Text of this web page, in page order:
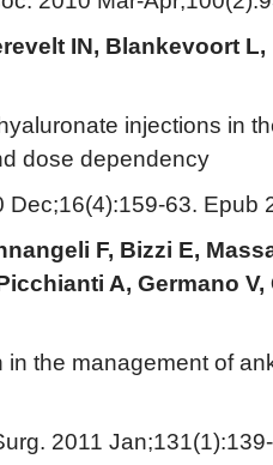
IN, Blankevoort
injections in
dose dependency
Dec;16(4):159-63. Epub
F, Bizzi E,
A, Germano
the management of
2011